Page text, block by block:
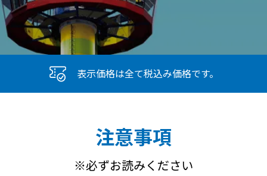
表示価格は全て税込み価格です。
注意事項
※必ずお読みください